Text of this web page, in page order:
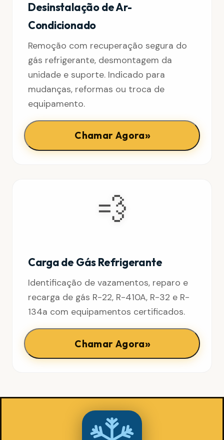
Desinstalação de Ar-
Condicionado
Remoção com recuperação segura do
gás refrigerante, desmontagem da
unidade e suporte. Indicado para
mudanças, reformas ou troca de
equipamento.
Chamar Agora»
💨
Carga de Gás Refrigerante
Identificação de vazamentos, reparo e
recarga de gás R-22, R-410A, R-32 e R-
134a com equipamentos certificados.
Chamar Agora»